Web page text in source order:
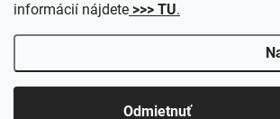
informácií nájdete >>> TU.
Odmietnuť